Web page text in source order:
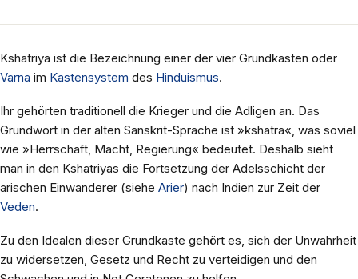
Kshatriya ist die Bezeichnung einer der vier Grundkasten oder
Varna im Kastensystem des Hinduismus.
Ihr gehörten traditionell die Krieger und die Adligen an. Das
Grundwort in der alten Sanskrit-Sprache ist »kshatra«, was soviel
wie »Herrschaft, Macht, Regierung« bedeutet. Deshalb sieht
man in den Kshatriyas die Fortsetzung der Adelsschicht der
arischen Einwanderer (siehe Arier) nach Indien zur Zeit der
Veden.
Zu den Idealen dieser Grundkaste gehört es, sich der Unwahrheit
zu widersetzen, Gesetz und Recht zu verteidigen und den